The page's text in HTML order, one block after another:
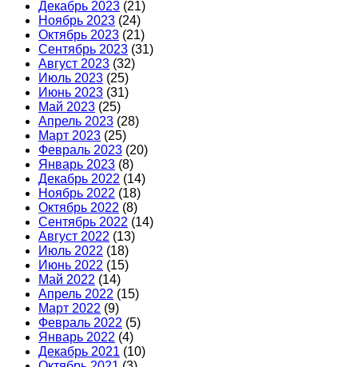
Декабрь 2023 (21)
Ноябрь 2023 (24)
Октябрь 2023 (21)
Сентябрь 2023 (31)
Август 2023 (32)
Июль 2023 (25)
Июнь 2023 (31)
Май 2023 (25)
Апрель 2023 (28)
Март 2023 (25)
Февраль 2023 (20)
Январь 2023 (8)
Декабрь 2022 (14)
Ноябрь 2022 (18)
Октябрь 2022 (8)
Сентябрь 2022 (14)
Август 2022 (13)
Июль 2022 (18)
Июнь 2022 (15)
Май 2022 (14)
Апрель 2022 (15)
Март 2022 (9)
Февраль 2022 (5)
Январь 2022 (4)
Декабрь 2021 (10)